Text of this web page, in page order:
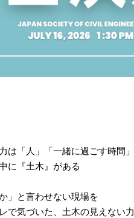
は「人」「一緒に過ごす時間」
に『土木』がある
か」と言わせない現場を
で気づいた、土木の見えない力